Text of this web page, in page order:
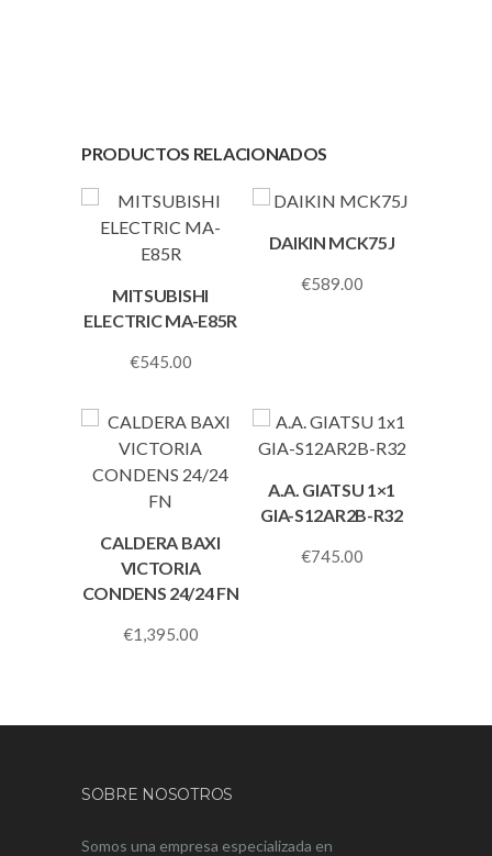
PRODUCTOS RELACIONADOS
MITSUBISHI
ELECTRIC MA-E85R
€545.00
DAIKIN MCK75J
€589.00
CALDERA BAXI
VICTORIA
CONDENS 24/24 FN
€1,395.00
A.A. GIATSU 1×1
GIA-S12AR2B-R32
€745.00
SOBRE NOSOTROS
Somos una empresa especializada en